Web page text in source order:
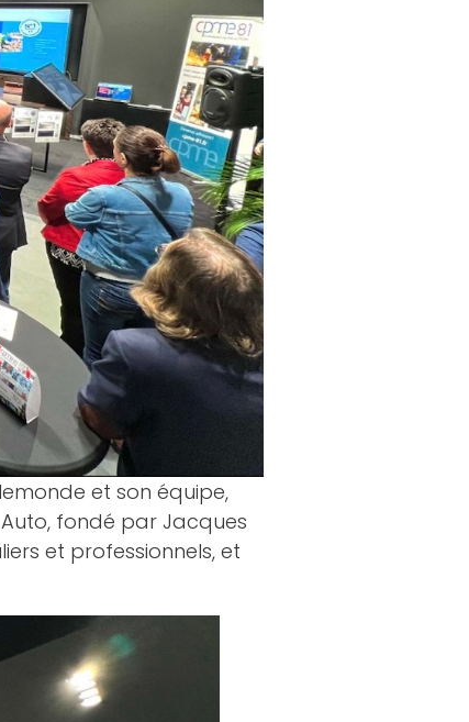
et son équipe,
fondé par Jacques
et professionnels, et